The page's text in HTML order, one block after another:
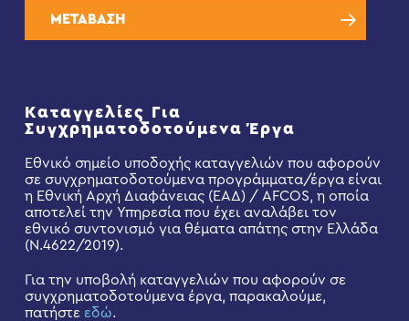
ΜΕΤΑΒΑΣΗ
Καταγγελίες Για
Συγχρηματοδοτούμενα Έργα
Εθνικό σημείο υποδοχής καταγγελιών που αφορούν
σε συγχρηματοδοτούμενα προγράμματα/έργα είναι
η Εθνική Αρχή Διαφάνειας (ΕΑΔ) / AFCOS, η οποία
αποτελεί την Υπηρεσία που έχει αναλάβει τον
εθνικό συντονισμό για θέματα απάτης στην Ελλάδα
(Ν.4622/2019).
Για την υποβολή καταγγελιών που αφορούν σε
συγχρηματοδοτούμενα έργα, παρακαλούμε,
πατήστε εδώ.